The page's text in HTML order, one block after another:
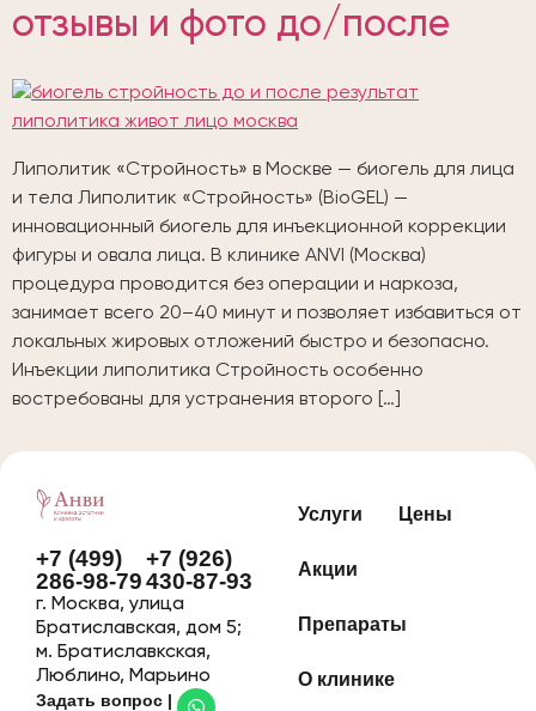
отзывы и фото до/после
Липолитик «Стройность» в Москве — биогель для лица
и тела Липолитик «Стройность» (BioGEL) —
инновационный биогель для инъекционной коррекции
фигуры и овала лица. В клинике ANVI (Москва)
процедура проводится без операции и наркоза,
занимает всего 20–40 минут и позволяет избавиться от
локальных жировых отложений быстро и безопасно.
Инъекции липолитика Стройность особенно
востребованы для устранения второго […]
+7 (499)
286-98-79
+7 (926)
430-87-93
г. Москва, улица
Братиславская, дом 5;
м. Братиславкская,
Люблино, Марьино
Задать вопрос |
Услуги Цены
Акции
Препараты
О клинике